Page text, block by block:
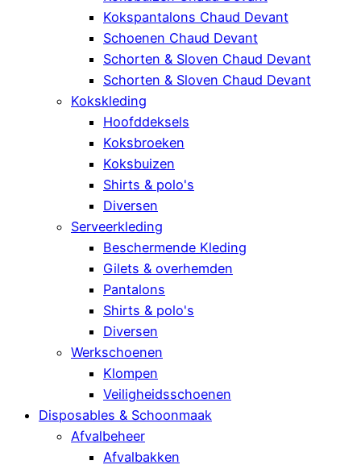
Kokspantalons Chaud Devant
Schoenen Chaud Devant
Schorten & Sloven Chaud Devant
Schorten & Sloven Chaud Devant
Kokskleding
Hoofddeksels
Koksbroeken
Koksbuizen
Shirts & polo's
Diversen
Serveerkleding
Beschermende Kleding
Gilets & overhemden
Pantalons
Shirts & polo's
Diversen
Werkschoenen
Klompen
Veiligheidsschoenen
Disposables & Schoonmaak
Afvalbeheer
Afvalbakken